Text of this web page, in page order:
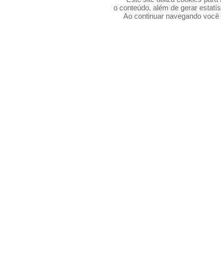
o conteúdo, além de gerar
Ao continuar navegando